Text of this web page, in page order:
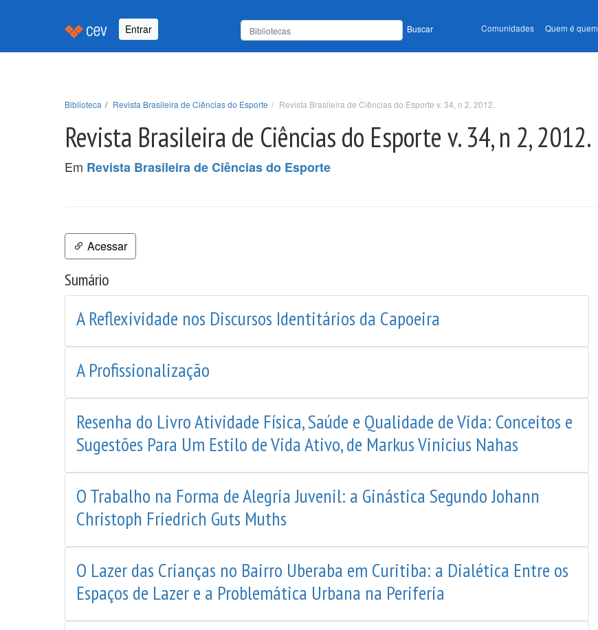
Entrar Buscar Comunidades Quem é quem
Biblioteca Revista Brasileira de Ciências do Esporte Revista Brasileira de Ciências do Esporte v. 34, n 2, 2012.
Revista Brasileira de Ciências do Esporte v. 34, n 2, 2012.
Em Revista Brasileira de Ciências do Esporte
Acessar
Sumário
A Reflexividade nos Discursos Identitários da Capoeira
A Profissionalização
Resenha do Livro Atividade Física, Saúde e Qualidade de Vida: Conceitos e
Sugestões Para Um Estilo de Vida Ativo, de Markus Vinicius Nahas
O Trabalho na Forma de Alegria Juvenil: a Ginástica Segundo Johann
Christoph Friedrich Guts Muths
O Lazer das Crianças no Bairro Uberaba em Curitiba: a Dialética Entre os
Espaços de Lazer e a Problemática Urbana na Periferia